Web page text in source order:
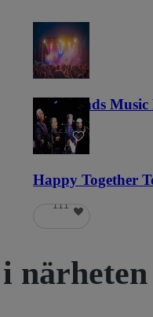
Lost Lands Music
121
Happy Together
111